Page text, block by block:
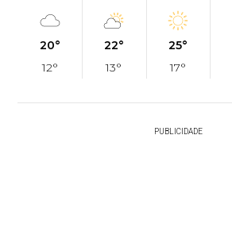
20°
12°
22°
13°
25°
17°
PUBLICIDADE